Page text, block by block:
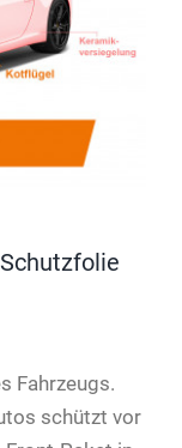
Fahrzeugs.
schützt vor